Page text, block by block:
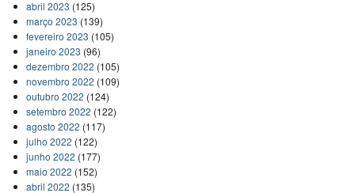
abril 2023 (125)
março 2023 (139)
fevereiro 2023 (105)
janeiro 2023 (96)
dezembro 2022 (105)
novembro 2022 (109)
outubro 2022 (124)
setembro 2022 (122)
agosto 2022 (117)
julho 2022 (122)
junho 2022 (177)
maio 2022 (152)
abril 2022 (135)